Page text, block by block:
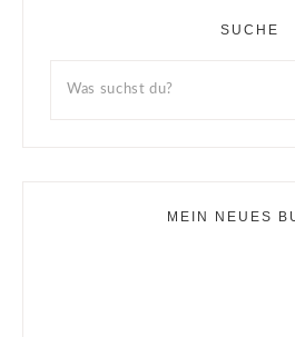
SUCHE
MEIN NEUES